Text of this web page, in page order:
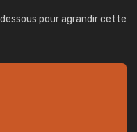
pour agrandir cette